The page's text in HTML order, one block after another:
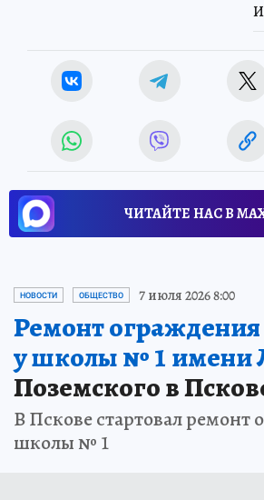
ЧИТАЙТЕ НАС В
НОВОСТИ ОБЩЕСТВО 7 июля 2026 8:00
Ремонт ограждения
у школы № 1 имени
Поземского в
В Пскове стартовал ремонт
школы № 1